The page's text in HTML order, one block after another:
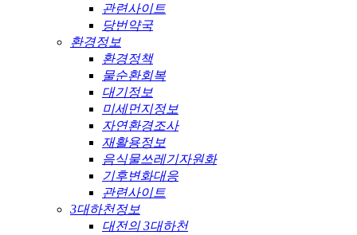
관련사이트
당번약국
환경정보
환경정책
물순환회복
대기정보
미세먼지정보
자연환경조사
재활용정보
음식물쓰레기자원화
기후변화대응
관련사이트
3대하천정보
대전의 3대하천